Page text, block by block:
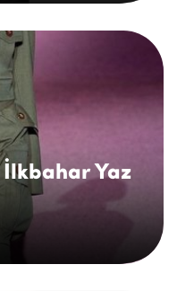
İlkbahar Yaz